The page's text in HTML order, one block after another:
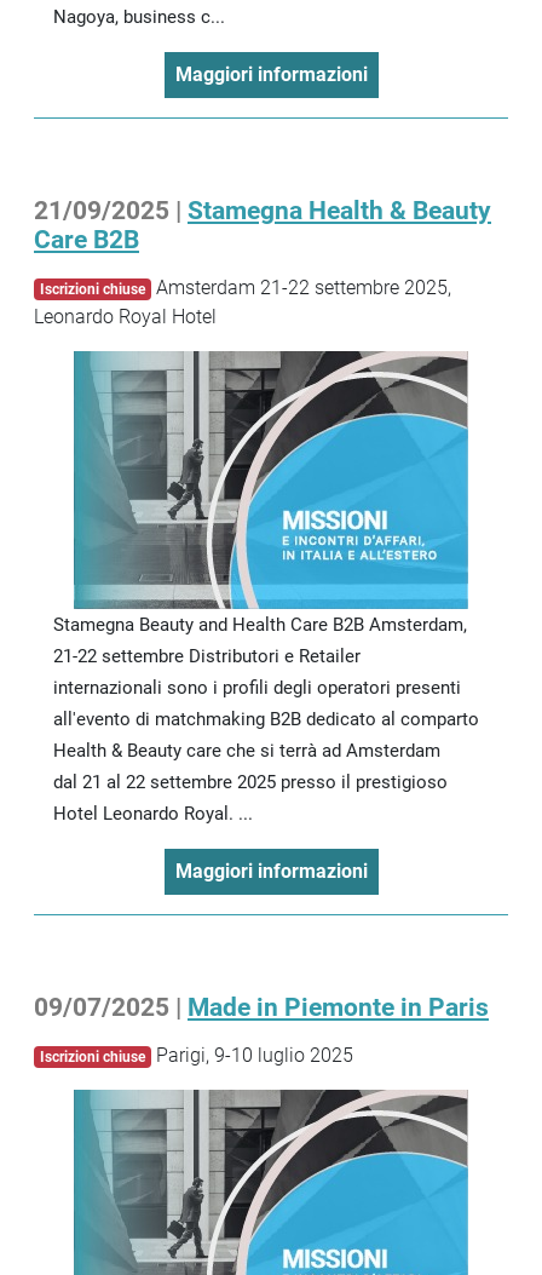
Nagoya, business c...
Maggiori informazioni
21/09/2025 | Stamegna Health & Beauty
Care B2B
Iscrizioni chiuse Amsterdam 21-22 settembre 2025,
Leonardo Royal Hotel
Stamegna Beauty and Health Care B2B Amsterdam,
21-22 settembre Distributori e Retailer
internazionali sono i profili degli operatori presenti
all'evento di matchmaking B2B dedicato al comparto
Health & Beauty care che si terrà ad Amsterdam
dal 21 al 22 settembre 2025 presso il prestigioso
Hotel Leonardo Royal. ...
Maggiori informazioni
09/07/2025 | Made in Piemonte in Paris
Iscrizioni chiuse Parigi, 9-10 luglio 2025